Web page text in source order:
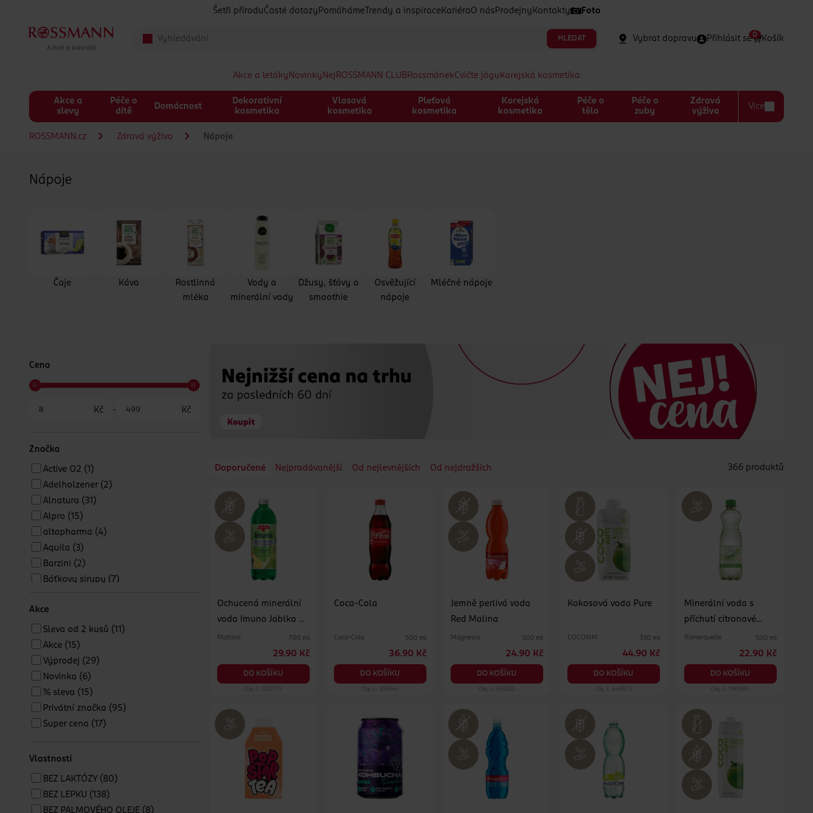
Šetři přírodu Časté dotazy Pomáháme Trendy a inspirace Kariéra O nás Prodejny Kontakty Foto
HLEDAT Vybrat dopravu Přihlásit se Košík
0
Akce a letáky Novinky Nej ROSSMANN CLUBRossmánekCvičte jógu Korejská kosmetika
Akce a
slevy
Péče o
dítě
Domácnost
Dekorativní
kosmetika
Vlasová
kosmetika
Pleťová
kosmetika
Korejská
kosmetika
Péče o
tělo
Péče o
zuby
Zdravá
výživa
Více
ROSSMANN.cz Zdravá výživa Nápoje
Nápoje
Čaje Káva
Rostlinná
mléka
Vody a
minerální vody
Džusy, šťávy a
smoothie
Osvěžující
nápoje
Mléčné nápoje
Cena
Kč - Kč
Značka
Active O2 (1)
Adelholzener (2)
Alnatura (31)
Alpro (15)
altapharma (4)
Aquila (3)
Barzini (2)
Báťkovy sirupy (7)
Cappy
Capri-Sun(2)
Coca-Cola
COCOXIM (3)
Corny(3)
Costa Coffee
Cupper (8)
Dobrá voda (2)
Extrifit (4)
Fanta(1)
Akce
Sleva od 2 kusů (11)
Akce (15)
Výprodej (29)
Novinka (6)
% sleva (15)
Privátní značka (95)
Super cena (17)
Vlastnosti
BEZ LAKTÓZY (80)
BEZ LEPKU (138)
BEZ PALMOVÉHO OLEJE (8)
Doporučené Nejprodávanější Od nejlevnějších Od nejdražších 366 produktů
Ochucená minerální
voda Imuno Jablko &
kiwi & ananas
Mattoni 700 ml
29.90 Kč
DO KOŠÍKU
Obj. č.: 1325775
Coca-Cola
Coca-Cola 500 ml
36.90 Kč
DO KOŠÍKU
Obj. č.: 305945
Jemně perlivá voda
Red Malina
Magnesia 500 ml
24.90 Kč
DO KOŠÍKU
Obj. č.: 953320
Kokosová voda Pure
COCOXIM 330 ml
44.90 Kč
DO KOŠÍKU
Obj. č.: 643573
Minerální voda s
příchutí citronové
trávy sycená
Römerquelle 500 ml
22.90 Kč
DO KOŠÍKU
Obj. č.: 1193985